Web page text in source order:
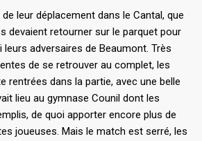
leur déplacement dans le Cantal, que
devaient retourner sur le parquet pour
adversaires de Beaumont. Très
de se retrouver au complet, les
rentrées dans la partie, avec une belle
lieu au gymnase Counil dont les
de quoi apporter encore plus de
joueuses. Mais le match est serré, les